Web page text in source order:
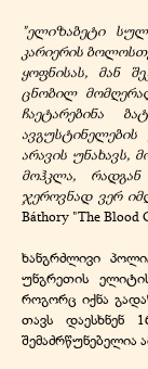
"ელიზაბეტი
კარიერის
ყოფნისას, მან
ცნობილ
ჩაეტარებინა
არავის უნახავს,
მოჰკლა,
ჯეროვნად ვერ
Báthory "The Blood
ხანგრძლივი
უნგრეთის
როგორც იქნა
თავს დაესხნენ
შემაძრწუნებელია